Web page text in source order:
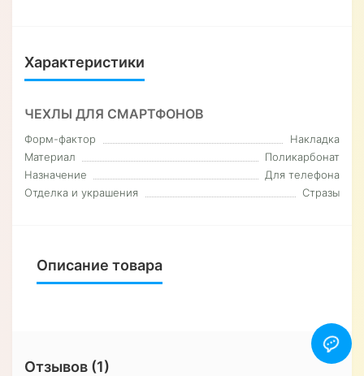
Характеристики
ЧЕХЛЫ ДЛЯ СМАРТФОНОВ
Форм-фактор
Накладка
Материал
Поликарбонат
Назначение
Для телефона
Отделка и украшения
Стразы
Описание товара
Отзывов (1)